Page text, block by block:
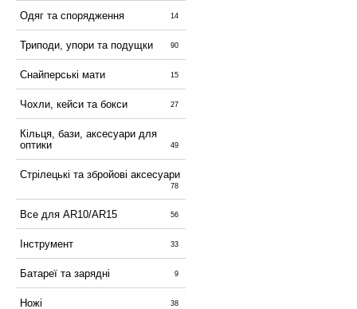
Одяг та спорядження 14
Триподи, упори та подущки 90
Снайперські мати 15
Чохли, кейси та бокси 27
Кільця, бази, аксесуари для
оптики
49
Стрілецькі та збройові аксесуари
78
Все для AR10/AR15 56
Інструмент 33
Батареї та зарядні 9
Ножі 38